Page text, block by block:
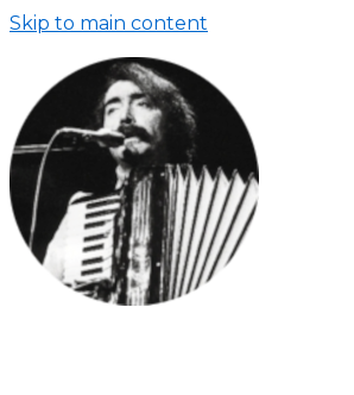
Skip to main content